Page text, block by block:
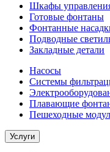
Шкафы
Готовые фонтаны
Фонтанные
Подводные
Закладные детали
Насосы
Системы
Плавающие
Пешеходные
Услуги